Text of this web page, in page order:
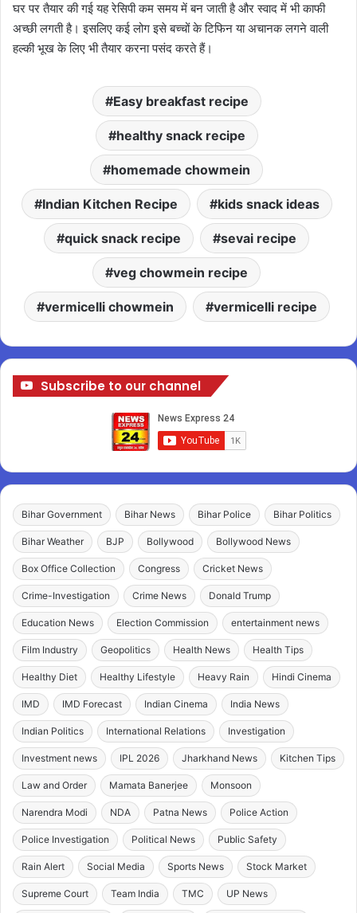
घर पर तैयार की गई यह रेसिपी कम समय में बन जाती है और स्वाद में भी काफी
अच्छी लगती है। इसलिए कई लोग इसे बच्चों के टिफिन या अचानक लगने वाली
हल्की भूख के लिए भी तैयार करना पसंद करते हैं।
Easy breakfast recipe
healthy snack recipe
homemade chowmein
Indian Kitchen Recipe kids snack ideas
quick snack recipe sevai recipe
veg chowmein recipe
vermicelli chowmein vermicelli recipe
Subscribe to our channel
Bihar Government Bihar News Bihar Police Bihar Politics
Bihar Weather BJP Bollywood Bollywood News
Box Office Collection Congress Cricket News
Crime-Investigation Crime News Donald Trump
Education News Election Commission entertainment news
Film Industry Geopolitics Health News Health Tips
Healthy Diet Healthy Lifestyle Heavy Rain Hindi Cinema
IMD IMD Forecast Indian Cinema India News
Indian Politics International Relations Investigation
Investment news IPL 2026 Jharkhand News Kitchen Tips
Law and Order Mamata Banerjee Monsoon
Narendra Modi NDA Patna News Police Action
Police Investigation Political News Public Safety
Rain Alert Social Media Sports News Stock Market
Supreme Court Team India TMC UP News